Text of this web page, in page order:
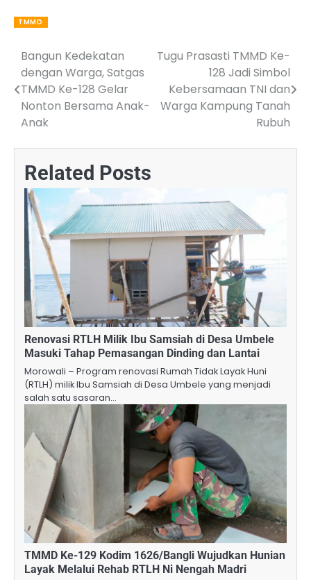
TMMD
Post
navigation
Bangun Kedekatan
dengan Warga, Satgas
TMMD Ke-128 Gelar
Nonton Bersama Anak-
Anak
Tugu Prasasti TMMD Ke-
128 Jadi Simbol
Kebersamaan TNI dan
Warga Kampung Tanah
Rubuh
Related Posts
Renovasi RTLH Milik Ibu Samsiah di Desa Umbele
Masuki Tahap Pemasangan Dinding dan Lantai
Morowali – Program renovasi Rumah Tidak Layak Huni
(RTLH) milik Ibu Samsiah di Desa Umbele yang menjadi
salah satu sasaran…
TMMD Ke-129 Kodim 1626/Bangli Wujudkan Hunian
Layak Melalui Rehab RTLH Ni Nengah Madri